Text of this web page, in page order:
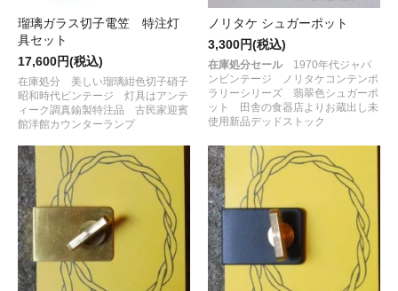
瑠璃ガラス切子電笠 特注灯
具セット
17,600円(税込)
在庫処分 美しい瑠璃紺色切子硝子
昭和時代ビンテージ 灯具はアンテ
ィーク調真鍮製特注品 古民家迎賓
館洋館カウンターランプ
ノリタケ シュガーポット
3,300円(税込)
在庫処分セール 1970年代ジャパ
ンビンテージ ノリタケコンテンポ
ラリーシリーズ 翡翠色シュガーポ
ット 田舎の食器店よりお蔵出し未
使用新品デッドストック